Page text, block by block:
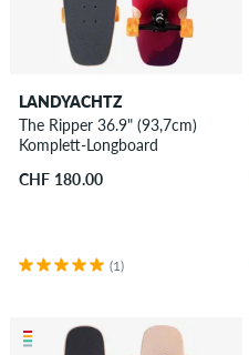
LANDYACHTZ
The Ripper 36.9" (93,7cm)
Komplett-Longboard
CHF 180.00
(1)